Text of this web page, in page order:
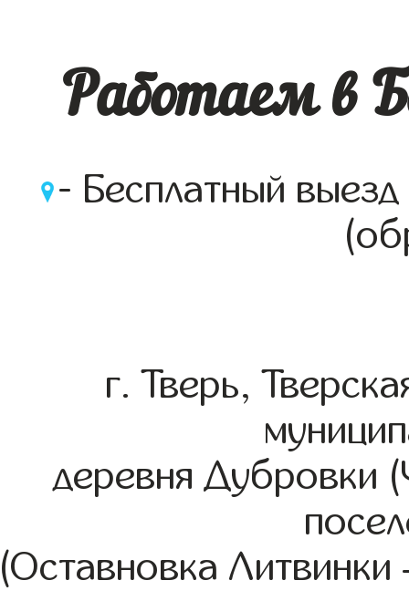
Работаем в
- Бесплатный
г. Тверь,
деревня Дубровки